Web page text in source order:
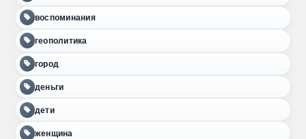
воспоминания
геополитика
город
деньги
дети
женщина